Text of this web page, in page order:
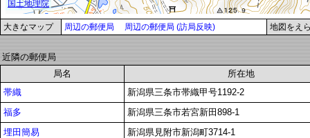
大きなマップ 周辺の郵便局 周辺の郵便局 (訪局反映) 地図をえ
近隣の郵便局
局名
所在地
帯織
新潟県三条市帯織甲号1192-2
福多
新潟県三条市若宮新田898-1
埋田簡易
新潟県見附市新潟町3714-1